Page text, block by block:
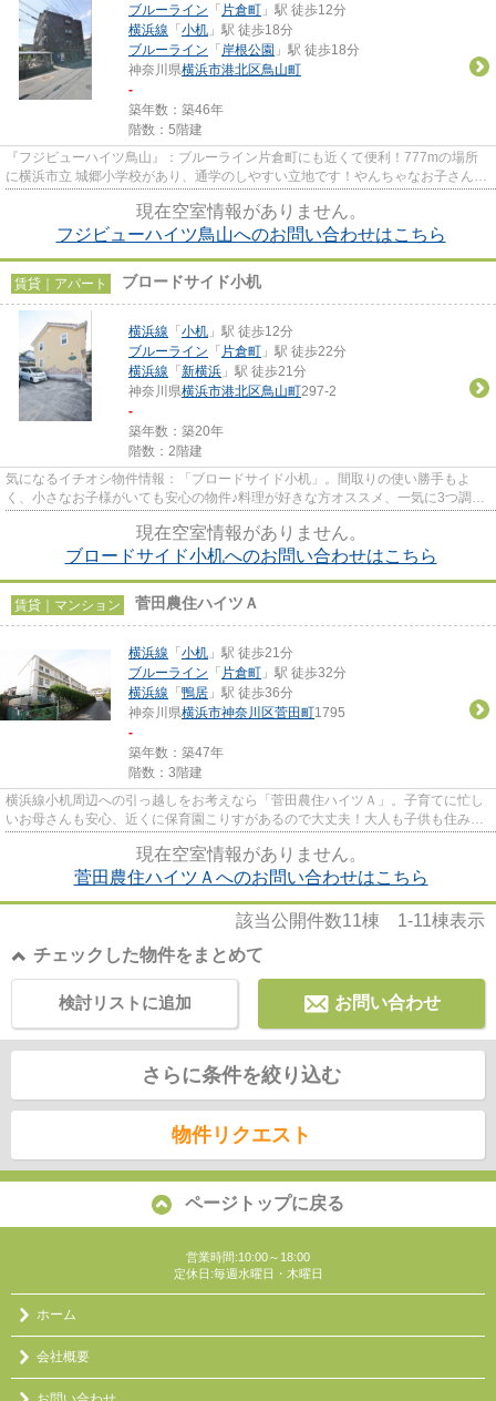
ブルーライン 「 片倉町 」駅 徒歩12分
横浜線 「 小机 」駅 徒歩18分
ブルーライン 「 岸根公園 」駅 徒歩18分
神奈川県横浜市港北区鳥山町
-
築年数：築46年
階数：5階建
『フジビューハイツ鳥山』：ブルーライン片倉町にも近くて便利！777mの場所
に横浜市立 城郷小学校があり、通学のしやすい立地です！やんちゃなお子さんで
現在空室情報がありません。
フジビューハイツ鳥山へのお問い合わせはこちら
賃貸｜アパート ブロードサイド小机
横浜線 「 小机 」駅 徒歩12分
ブルーライン 「 片倉町 」駅 徒歩22分
横浜線 「 新横浜 」駅 徒歩21分
神奈川県横浜市港北区鳥山町297-2
-
築年数：築20年
階数：2階建
気になるイチオシ物件情報：「ブロードサイド小机」。間取りの使い勝手もよ
く、小さなお子様がいても安心の物件♪料理が好きな方オススメ、一気に3つ調理
現在空室情報がありません。
ブロードサイド小机へのお問い合わせはこちら
賃貸｜マンション 菅田農住ハイツＡ
横浜線 「 小机 」駅 徒歩21分
ブルーライン 「 片倉町 」駅 徒歩32分
横浜線 「 鴨居 」駅 徒歩36分
神奈川県横浜市神奈川区菅田町1795
-
築年数：築47年
階数：3階建
横浜線小机周辺への引っ越しをお考えなら「菅田農住ハイツＡ」。子育てに忙し
いお母さんも安心、近くに保育園こりすがあるので大丈夫！大人も子供も住みや
現在空室情報がありません。
菅田農住ハイツＡへのお問い合わせはこちら
該当公開件数11棟 1-11棟表示
チェックした物件をまとめて
お問い合わせ
検討リストに追加
さらに条件を絞り込む
物件リクエスト
ページトップに戻る
営業時間:10:00～18:00
定休日:毎週水曜日・木曜日
ホーム
会社概要